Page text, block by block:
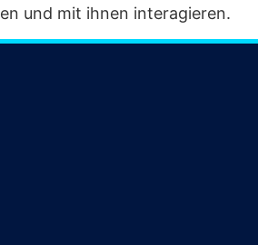
und mit ihnen interagieren.